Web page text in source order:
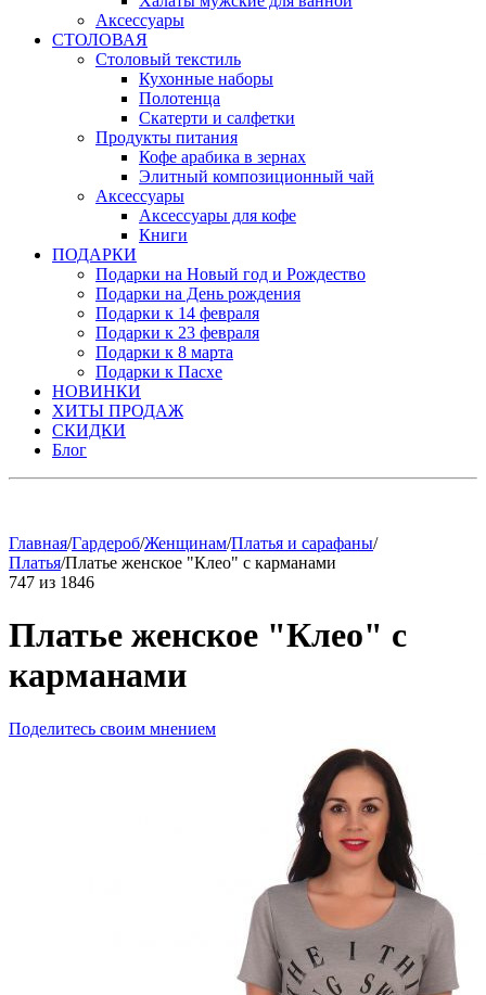
Аксессуары
СТОЛОВАЯ
Столовый текстиль
Кухонные наборы
Полотенца
Скатерти и салфетки
Продукты питания
Кофе арабика в зернах
Элитный композиционный чай
Аксессуары
Аксессуары для кофе
Книги
ПОДАРКИ
Подарки на Новый год и Рождество
Подарки на День рождения
Подарки к 14 февраля
Подарки к 23 февраля
Подарки к 8 марта
Подарки к Пасхе
НОВИНКИ
ХИТЫ ПРОДАЖ
СКИДКИ
Блог
Главная/Гардероб/Женщинам/Платья и сарафаны/
Платья/Платье женское "Клео" с карманами
747 из 1846
Платье женское "Клео" с
карманами
Поделитесь своим мнением